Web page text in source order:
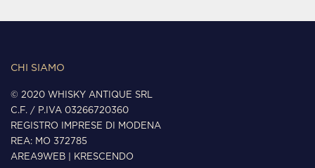
CHI SIAMO
© 2020 WHISKY ANTIQUE SRL
C.F. / P.IVA 03266720360
REGISTRO IMPRESE DI MODENA
REA: MO 372785
AREA9WEB
KRESCENDO